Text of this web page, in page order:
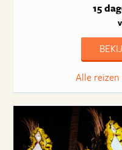
15
Alle reizen